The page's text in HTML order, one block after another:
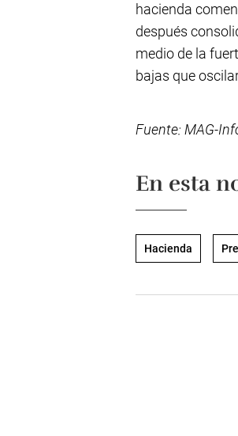
hacienda
después
medio de la
bajas que
Fuente: MAG-
En esta
Hacienda